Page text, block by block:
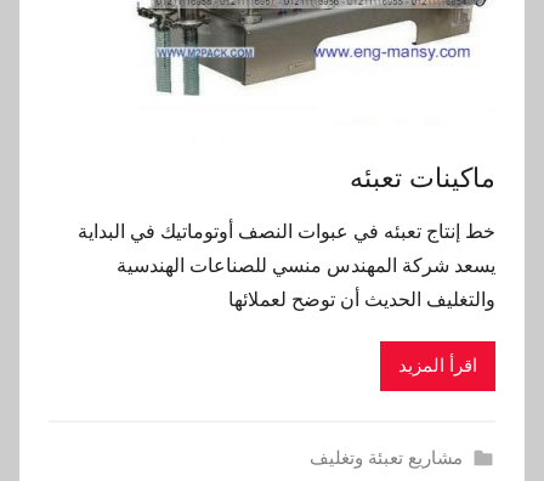
ماكينات تعبئه
خط إنتاج تعبئه في عبوات النصف أوتوماتيك في البداية
يسعد شركة المهندس منسي للصناعات الهندسية
والتغليف الحديث أن توضح لعملائها
اقرأ المزيد
مشاريع تعبئة وتغليف